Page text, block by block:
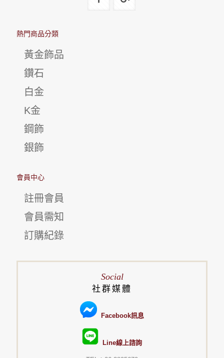
熱門商品分類
黃金飾品
鑽石
白金
K金
鋼飾
銀飾
會員中心
註冊會員
會員需知
訂購紀錄
Social
社群媒體
Facebook訊息
Line線上諮詢